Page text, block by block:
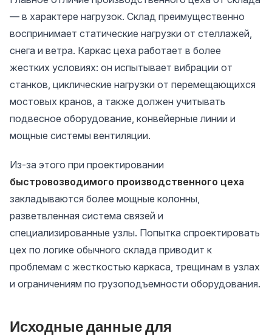
— в характере нагрузок. Склад преимущественно
воспринимает статические нагрузки от стеллажей,
снега и ветра. Каркас цеха работает в более
жестких условиях: он испытывает вибрации от
станков, циклические нагрузки от перемещающихся
мостовых кранов, а также должен учитывать
подвесное оборудование, конвейерные линии и
мощные системы вентиляции.
Из-за этого при проектировании
быстровозводимого производственного цеха
закладываются более мощные колонны,
разветвленная система связей и
специализированные узлы. Попытка спроектировать
цех по логике обычного склада приводит к
проблемам с жесткостью каркаса, трещинам в узлах
и ограничениям по грузоподъемности оборудования.
Исходные данные для